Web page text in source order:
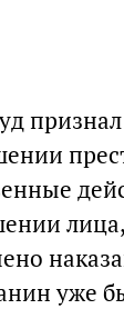
уже